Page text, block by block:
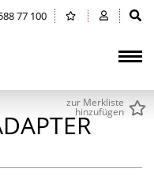
77 100
zur Merkliste
hinzufügen